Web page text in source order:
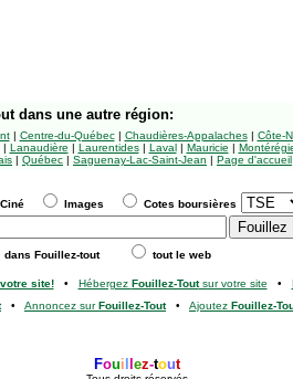
dans une autre région:
| Centre-du-Québec| Chaudières-Appalaches| Côte-
| Lanaudière | Laurentides| Laval| Mauricie |
| Québec | Saguenay-Lac-Saint-Jean | Page d'accueil
Ciné Images Cotes boursières
dans Fouillez-tout tout le web
site!• Hébergez Fouillez-Toutsur votre site •
• Annoncez surFouillez-Tout• Ajoutez Fouillez-
Foui ez-tout